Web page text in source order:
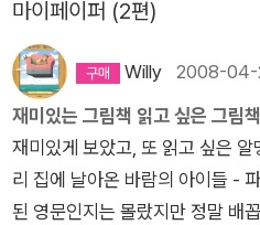
마이페이퍼 (2편)
Willy 2008-04-
재미있는 그림책 읽고 싶은 그림
재미있게 보았고, 또 읽고 싶은
리 집에 날아온 바람의 아이들 -
된 영문인지는 몰랐지만 정말 배